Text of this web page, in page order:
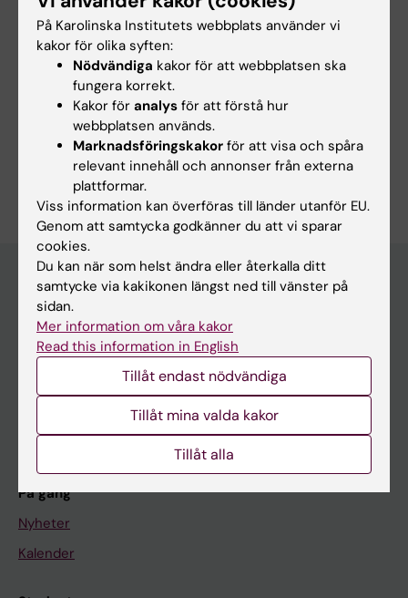
Pia Svedberg
Redaktör:Annika Evolahti
Sidan uppdaterad:2026-02-23
Huvudmeny
Utbildning
Forskarutbildning
Forskning
Om KI
På gång
Nyheter
Kalender
På Karolinska Institutets webbplats använder vi
kakor för olika syften:
Nödvändiga kakor för att webbplatsen ska
fungera korrekt.
Kakor för analys för att förstå hur
webbplatsen används.
Marknadsföringskakor för att visa och spåra
relevant innehåll och annonser från externa
plattformar.
Viss information kan överföras till länder utanför EU.
Genom att samtycka godkänner du att vi sparar
cookies.
Du kan när som helst ändra eller återkalla ditt
samtycke via kakikonen längst ned till vänster på
sidan.
Mer information om våra kakor
Read this information in English
Tillåt endast nödvändiga
Tillåt mina valda kakor
Tillåt alla